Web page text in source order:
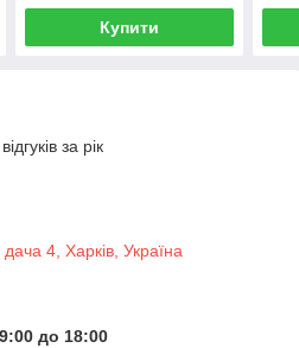
Купити
за рік
4, Харків, Україна
до 18:00